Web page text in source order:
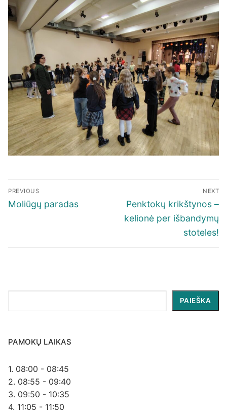
Navigacija
tarp
PREVIOUS
Previous
Moliūgų paradas
NEXT
Next
post:
Penktokų krikštynos –
kelionė per išbandymų
stoteles!
PAIEŠKA
PAMOKŲ LAIKAS
1. 08:00 - 08:45
2. 08:55 - 09:40
3. 09:50 - 10:35
4. 11:05 - 11:50